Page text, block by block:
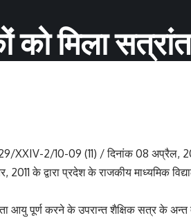
को मिला
XXIV-2/10-09 (11) / दिनांक 08 अप्रैल,
के द्वारा प्रदेश के राजकीय माध्यमिक
आयु पूर्ण करने के उपरान्त शैक्षिक सत्र के